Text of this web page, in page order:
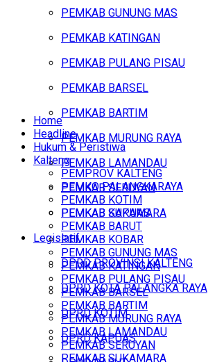
PEMKAB GUNUNG MAS
PEMKAB KATINGAN
PEMKAB PULANG PISAU
PEMKAB BARSEL
PEMKAB BARTIM
PEMKAB MURUNG RAYA
PEMKAB LAMANDAU
PEMKAB SERUYAN
PEMKAB SUKAMARA
Legislatif
DPRD PROVINSI KALTENG
DPRD KOTA PALANGKA RAYA
DPRD KOTIM
DPRD KAPUAS
Home
Headline
Hukum & Peristiwa
Kalteng
PEMPROV KALTENG
PEMKO PALANGKARAYA
PEMKAB KOTIM
PEMKAB KAPUAS
PEMKAB BARUT
PEMKAB KOBAR
PEMKAB GUNUNG MAS
PEMKAB KATINGAN
PEMKAB PULANG PISAU
PEMKAB BARSEL
PEMKAB BARTIM
PEMKAB MURUNG RAYA
PEMKAB LAMANDAU
PEMKAB SERUYAN
PEMKAB SUKAMARA